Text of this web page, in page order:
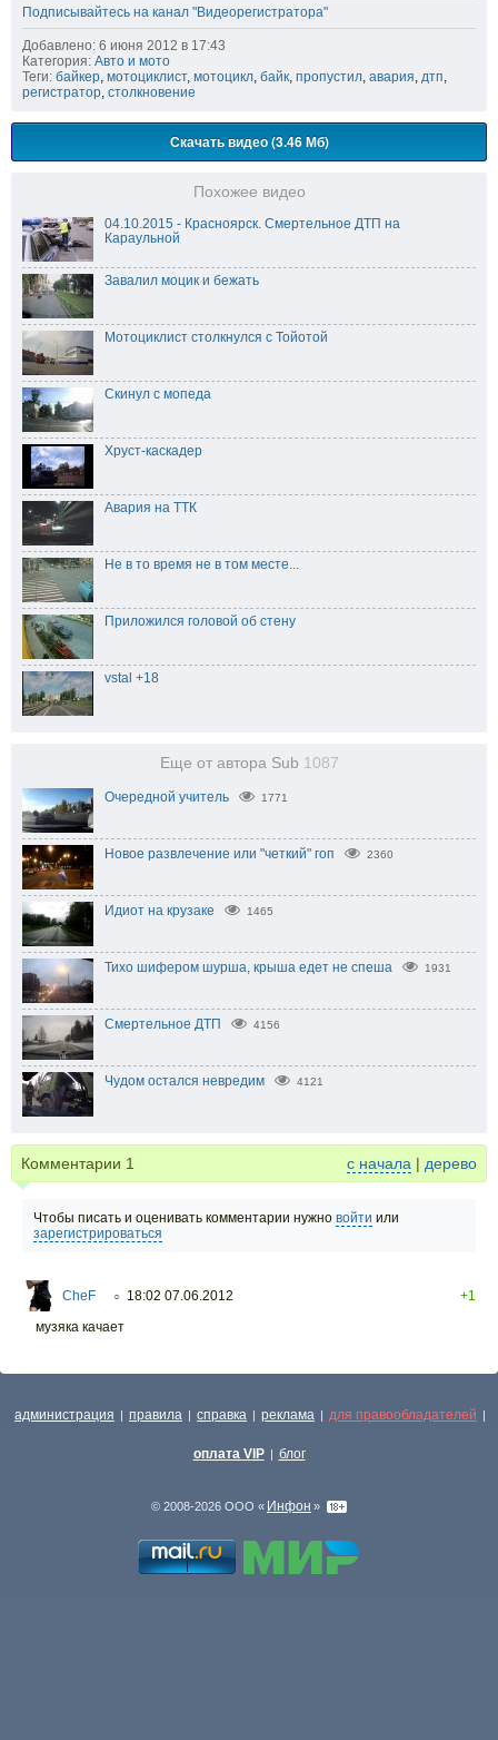
Подписывайтесь на канал "Видеорегистратора"
Добавлено: 6 июня 2012 в 17:43
Категория: Авто и мото
Теги: байкер, мотоциклист, мотоцикл, байк, пропустил, авария, дтп,
регистратор, столкновение
Скачать видео (3.46 Мб)
Похожее видео
04.10.2015 - Красноярск. Смертельное ДТП на
Караульной
Завалил моцик и бежать
Мотоциклист столкнулся с Тойотой
Скинул с мопеда
Хруст-каскадер
Авария на ТТК
Не в то время не в том месте...
Приложился головой об стену
vstal +18
Еще от автора Sub 1087
Очередной учитель 1771
Новое развлечение или "четкий" гоп 2360
Идиот на крузаке 1465
Тихо шифером шурша, крыша едет не спеша 1931
Смертельное ДТП 4156
Чудом остался невредим 4121
Комментарии 1 с начала | дерево
Чтобы писать и оценивать комментарии нужно войти или
зарегистрироваться
CheF ○ 18:02 07.06.2012
+1
музяка качает
администрация | правила | справка | реклама | для правообладателей |
оплата VIP | блог
© 2008-2026 ООО « Инфон »